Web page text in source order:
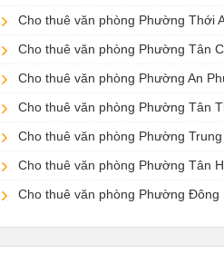
Cho thuê văn phòng Phường Thới
Cho thuê văn phòng Phường Tân
Cho thuê văn phòng Phường An
Cho thuê văn phòng Phường Tân
Cho thuê văn phòng Phường
Cho thuê văn phòng Phường Tân
Cho thuê văn phòng Phường Đông